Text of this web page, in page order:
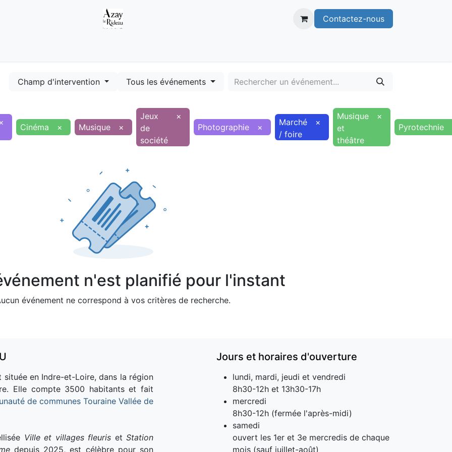
Contactez-nous
Champ d'intervention Tous les événements
× Cinéma × Musique ×
Jeux
de
société
×
Photographie
×
Marché
/ foire
×
Musique
et
théâtre
×
Pyrotechnie
n'est planifié pour l'instant
événement ne correspond à vos critères de recherche.
située en Indre-et-Loire, dans la région
Elle compte 3500 habitants et fait
de communes Touraine Vallée de
Ville et villages fleuris et Station
depuis 2025, est célèbre pour son
Jours et horaires d'ouverture
lundi, mardi, jeudi et vendredi
8h30-12h et 13h30-17h
mercredi
8h30-12h (fermée l'après-midi)
samedi
ouvert les 1er et 3e mercredis de chaque
mois (sauf juillet-août)